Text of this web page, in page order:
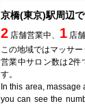
京橋(東京)駅周辺
2 店舗営業中、 1 店
この地域ではマッサ
営業中サロン数は2件
す。
In this area,
you can see the